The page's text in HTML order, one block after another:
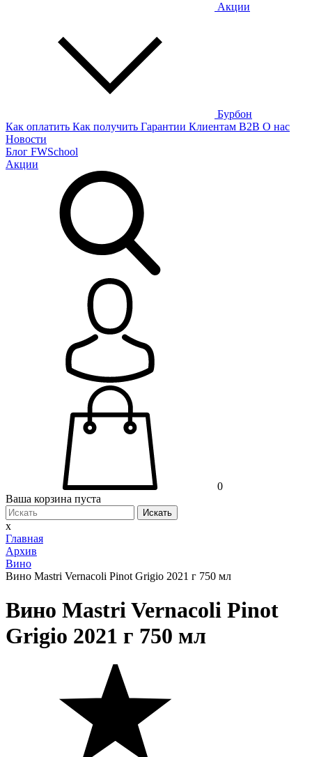
Акции
Бурбон
Как оплатить Как получить Гарантии Клиентам B2B О нас
Новости
Блог FWSchool
Акции
0
Ваша корзина пуста
Искать
x
Главная
Архив
Вино
Вино Mastri Vernacoli Pinot Grigio 2021 г 750 мл
Вино Mastri Vernacoli Pinot
Grigio 2021 г 750 мл